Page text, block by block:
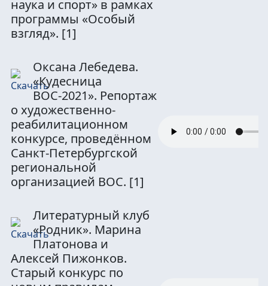
наука и спорт» в рамках
программы «Особый
взгляд». [1]
Оксана Лебедева.
«Кудесница
ВОС-2021». Репортаж
о художественно-
реабилитационном
конкурсе, проведённом
Санкт-Петербургской
региональной
организацией ВОС. [1]
Литературный клуб
«Родник». Марина
Платонова и
Алексей Пижонков.
Старый конкурс по